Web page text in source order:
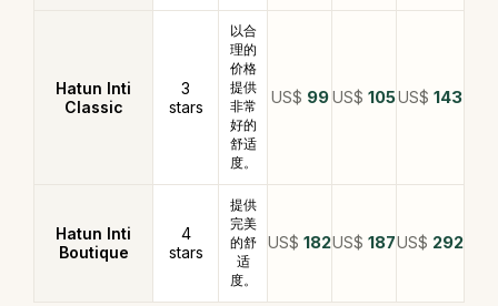
Hatun Inti
Classic
3
stars
以合
理的
价格
提供
非常
好的
舒适
度。
US$ 99 US$ 105US$ 143
Hatun Inti
Boutique
4
stars
提供
完美
的舒
适
度。
US$ 182US$ 187US$ 292